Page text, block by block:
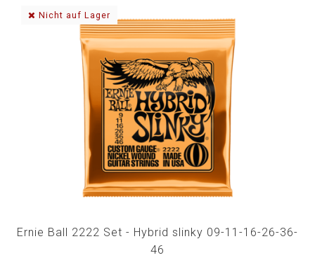
Nicht auf Lager
Ernie Ball 2222 Set - Hybrid slinky 09-11-16-26-36-
46